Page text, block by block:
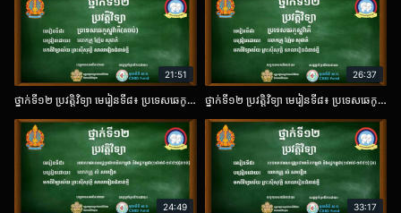
21:51
ថ្នាក់ទី១២ ប្រវត្តិវិទ្យា មេរៀនទី៨៖ ប្រទេសឆេកូស្លូវ៉ាគី តចប់​
26:37
ថ្នាក់ទី១២ ប្រវត្តិវិទ្យា មេរៀនទី៨៖ ប្រទេសឆេកូស្លូវ៉ាគី​
24:49 33:17